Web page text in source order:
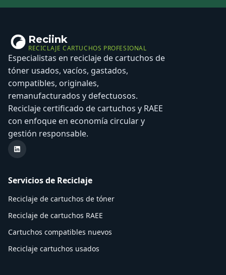
Reciink
RECICLAJE CARTUCHOS PROFESIONAL
Especialistas en reciclaje de cartuchos de
tóner usados, vacíos, gastados,
compatibles, originales,
remanufacturados y defectuosos.
Reciclaje certificado de cartuchos y RAEE
con enfoque en economía circular y
gestión responsable.
LinkedIn Reciink
Servicios de Reciclaje
Reciclaje de cartuchos de tóner
Reciclaje de cartuchos RAEE
Cartuchos compatibles nuevos
Reciclaje cartuchos usados